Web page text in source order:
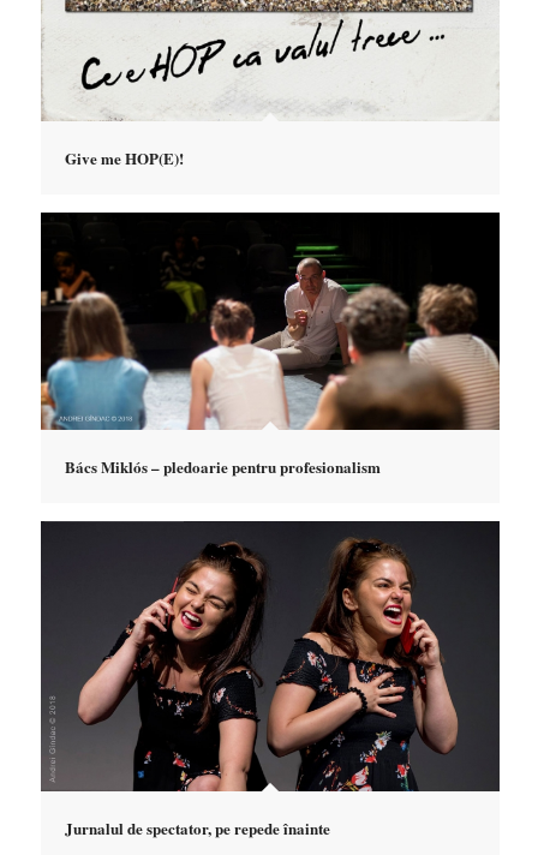
Give me HOP(E)!
Bács Miklós – pledoarie pentru profesionalism
Jurnalul de spectator, pe repede înainte